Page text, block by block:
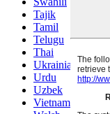
Tajik
Tamil
Telugu
Thai
Ukrainian
Urdu
Uzbek
Vietnamese